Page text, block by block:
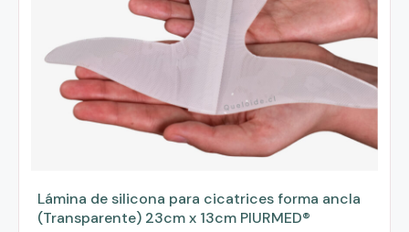
Lámina de silicona para cicatrices forma ancla
(Transparente) 23cm x 13cm PIURMED®